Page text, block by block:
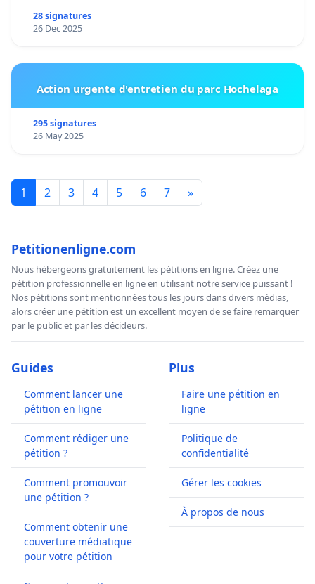
28 signatures
26 Dec 2025
Action urgente d'entretien du parc Hochelaga
295 signatures
26 May 2025
1 2 3 4 5 6 7 »
Petitionenligne.com
Nous hébergeons gratuitement les pétitions en ligne. Créez une
pétition professionnelle en ligne en utilisant notre service puissant !
Nos pétitions sont mentionnées tous les jours dans divers médias,
alors créer une pétition est un excellent moyen de se faire remarquer
par le public et par les décideurs.
Guides
Comment lancer une
pétition en ligne
Comment rédiger une
pétition ?
Comment promouvoir
une pétition ?
Comment obtenir une
couverture médiatique
pour votre pétition
Plus
Faire une pétition en
ligne
Politique de
confidentialité
Gérer les cookies
À propos de nous